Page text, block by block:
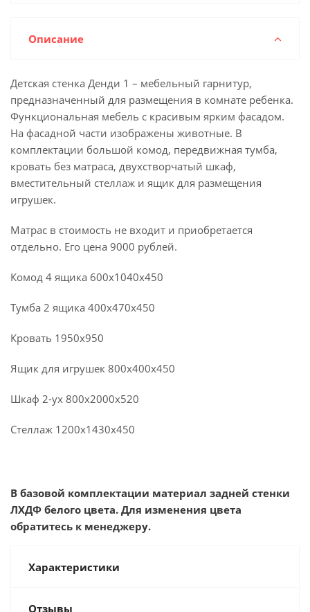
Описание
Детская стенка Денди 1 – мебельный гарнитур,
предназначенный для размещения в комнате ребенка.
Функциональная мебель с красивым ярким фасадом.
На фасадной части изображены животные. В
комплектации большой комод, передвижная тумба,
кровать без матраса, двухстворчатый шкаф,
вместительный стеллаж и ящик для размещения
игрушек.
Матрас в стоимость не входит и приобретается
отдельно. Его цена 9000 рублей.
Комод 4 ящика 600х1040х450
Тумба 2 ящика 400х470х450
Кровать 1950х950
Ящик для игрушек 800х400х450
Шкаф 2-ух 800х2000х520
Стеллаж 1200х1430х450
В базовой комплектации материал задней стенки
ЛХДФ белого цвета. Для изменения цвета
обратитесь к менеджеру.
Характеристики
Отзывы